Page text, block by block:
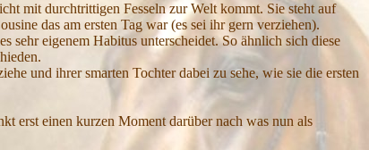
mit durchtrittigen Fesseln zur Welt kommt. Sie steht auf
das am ersten Tag war (es sei ihr gern verziehen).
sehr eigenem Habitus unterscheidet. So ähnlich sich diese
und ihrer smarten Tochter dabei zu sehe, wie sie die ersten
erst einen kurzen Moment darüber nach was nun als